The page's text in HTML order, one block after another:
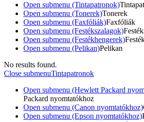
Open submenu (Tintapatronok)
Open submenu (Tonerek)Tonerek
Open submenu (Faxfóliák)Faxfóliák
Open submenu (Festékszalagok)
Open submenu (Festékhengerek)
Open submenu (Pelikan)Pelikan
No results found.
Close submenuTintapatronok
Open submenu (Hewlett Packard
Packard nyomtatókhoz
Open submenu (Canon nyomtatókhoz)
Open submenu (Epson nyomtatókhoz)